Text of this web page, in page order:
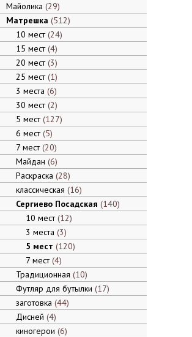
Майолика 29
Матрешка 512
10 мест 24
15 мест 4
20 мест 3
25 мест 1
3 места 6
30 мест 2
5 мест 127
6 мест 5
7 мест 20
Майдан 6
Раскраска 28
классическая 16
Сергиево Посадская 140
10 мест 12
3 места 3
5 мест 120
7 мест 4
Традиционная 10
Футляр для бутылки 17
заготовка 44
Дисней 4
киногерои 6